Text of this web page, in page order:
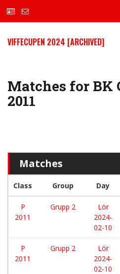
VIFFECUPEN 2024 [ARCHIVED]
Matches for BK
2011
Matches
Class Group Day
P
2011
Grupp 2
Lör
2024-
02-10
P
2011
Grupp 2
Lör
2024-
02-10